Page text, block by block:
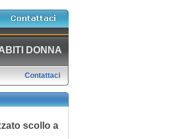
DONNA
Contattaci
scollo a